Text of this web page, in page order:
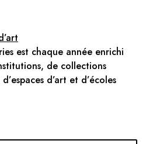
est chaque année enrichi
de collections
d’art et d’écoles